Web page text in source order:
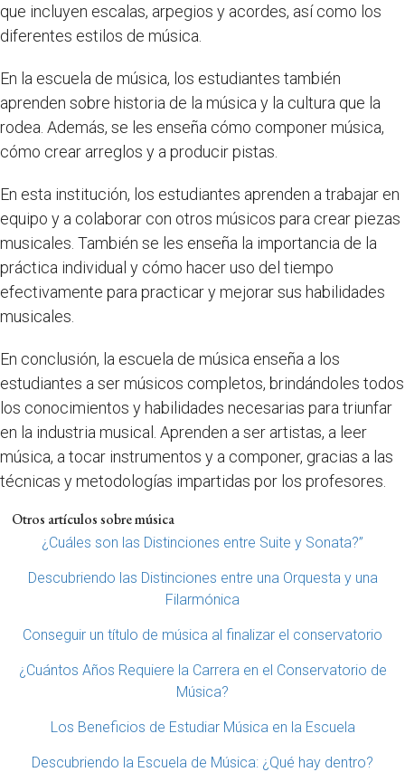
que incluyen escalas, arpegios y acordes, así como los
diferentes estilos de música.
En la escuela de música, los estudiantes también
aprenden sobre historia de la música y la cultura que la
rodea. Además, se les enseña cómo componer música,
cómo crear arreglos y a producir pistas.
En esta institución, los estudiantes aprenden a trabajar en
equipo y a colaborar con otros músicos para crear piezas
musicales. También se les enseña la importancia de la
práctica individual y cómo hacer uso del tiempo
efectivamente para practicar y mejorar sus habilidades
musicales.
En conclusión, la escuela de música enseña a los
estudiantes a ser músicos completos, brindándoles todos
los conocimientos y habilidades necesarias para triunfar
en la industria musical. Aprenden a ser artistas, a leer
música, a tocar instrumentos y a componer, gracias a las
técnicas y metodologías impartidas por los profesores.
Otros artículos sobre música
¿Cuáles son las Distinciones entre Suite y Sonata?”
Descubriendo las Distinciones entre una Orquesta y una
Filarmónica
Conseguir un título de música al finalizar el conservatorio
¿Cuántos Años Requiere la Carrera en el Conservatorio de
Música?
Los Beneficios de Estudiar Música en la Escuela
Descubriendo la Escuela de Música: ¿Qué hay dentro?